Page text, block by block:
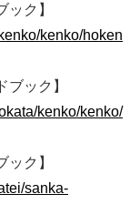
ック】
kenko/hoken
ブック】
kenko/kenko/
ック】
sanka-